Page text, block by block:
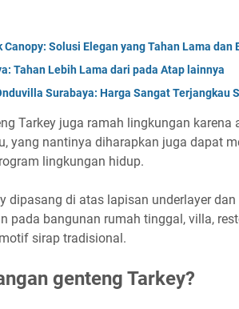
Solusi Elegan yang Tahan Lama dan
Tahan Lebih Lama dari pada Atap lainnya
Surabaya: Harga Sangat Terjangkau
Tarkey juga ramah lingkungan karena
yang nantinya diharapkan juga dapat
lingkungan hidup.
dipasang di atas lapisan underlayer
pada bangunan rumah tinggal, villa,
sirap tradisional.
genteng Tarkey?